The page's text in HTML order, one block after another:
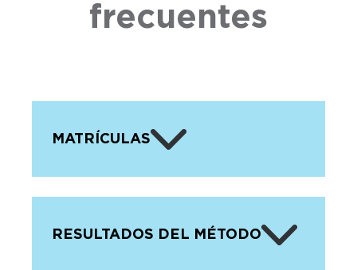
frecuentes
MATRÍCULAS
RESULTADOS DEL MÉTODO